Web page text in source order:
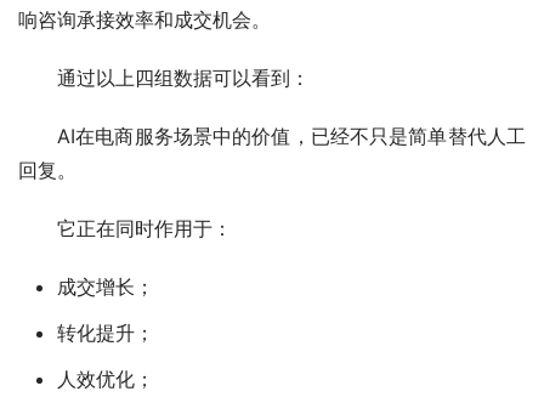
响咨询承接效率和成交机会。
通过以上四组数据可以看到：
AI在电商服务场景中的价值，已经不只是简单替代人工
回复。
它正在同时作用于：
成交增长；
转化提升；
人效优化；